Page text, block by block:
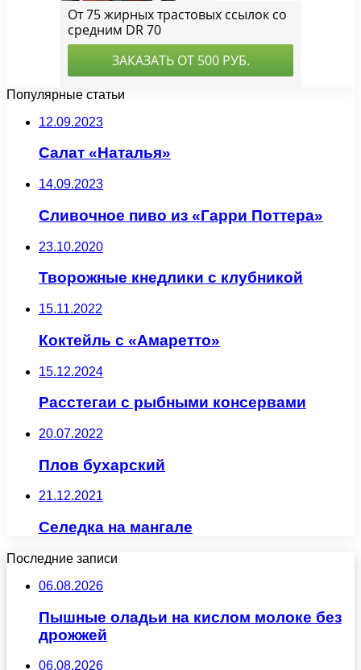
Популярные статьи
12.09.2023
Салат «Наталья»
14.09.2023
Сливочное пиво из «Гарри Поттера»
23.10.2020
Творожные кнедлики с клубникой
15.11.2022
Коктейль с «Амаретто»
15.12.2024
Расстегаи с рыбными консервами
20.07.2022
Плов бухарский
21.12.2021
Селедка на мангале
Последние записи
06.08.2026
Пышные оладьи на кислом молоке без
дрожжей
06.08.2026